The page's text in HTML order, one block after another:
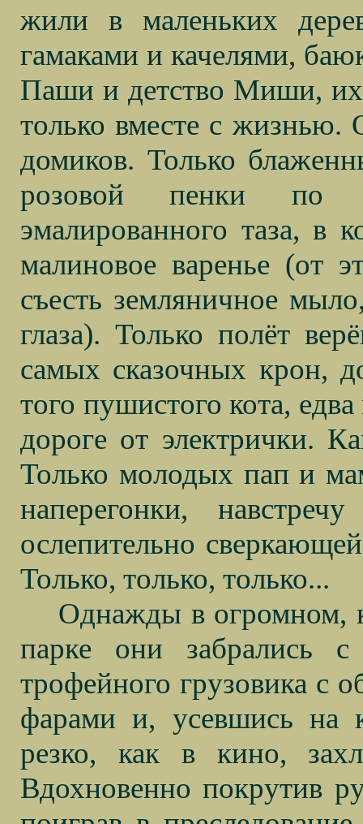
жили в маленьких
гамаками и качелями,
Паши и детство Миши, их
только вместе с
домиков. Только
розовой пенки по
эмалированного таза, в
малиновое варенье (от
съесть земляничное
глаза). Только полёт
самых сказочных крон,
того пушистого кота,
дороге от электрички.
Только молодых пап и
наперегонки,
ослепительно
Только, только, только...
Однажды в огромном,
парке они забрались
трофейного грузовика с
фарами и, усевшись на
резко, как в кино,
Вдохновенно покрутив